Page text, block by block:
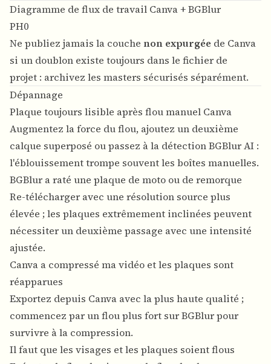
Diagramme de flux de travail Canva + BGBlur
PH0
Ne publiez jamais la couche non expurgée de Canva
si un doublon existe toujours dans le fichier de
projet : archivez les masters sécurisés séparément.
Dépannage
Plaque toujours lisible après flou manuel Canva
Augmentez la force du flou, ajoutez un deuxième
calque superposé ou passez à la détection BGBlur AI :
l'éblouissement trompe souvent les boîtes manuelles.
BGBlur a raté une plaque de moto ou de remorque
Re-télécharger avec une résolution source plus
élevée ; les plaques extrêmement inclinées peuvent
nécessiter un deuxième passage avec une intensité
ajustée.
Canva a compressé ma vidéo et les plaques sont
réapparues
Exportez depuis Canva avec la plus haute qualité ;
commencez par un flou plus fort sur BGBlur pour
survivre à la compression.
Il faut que les visages et les plaques soient flous